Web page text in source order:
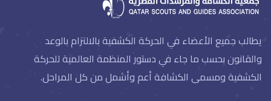
يطالب جميع الأعضاء في الحركة الكشفية بالالتزام بالوعد
والقانون بحسب ما جاء في دستور المنظمة العالمية للحركة
الكشفية ومسمى الكشافة أعم وأشمل من كل المراحل.